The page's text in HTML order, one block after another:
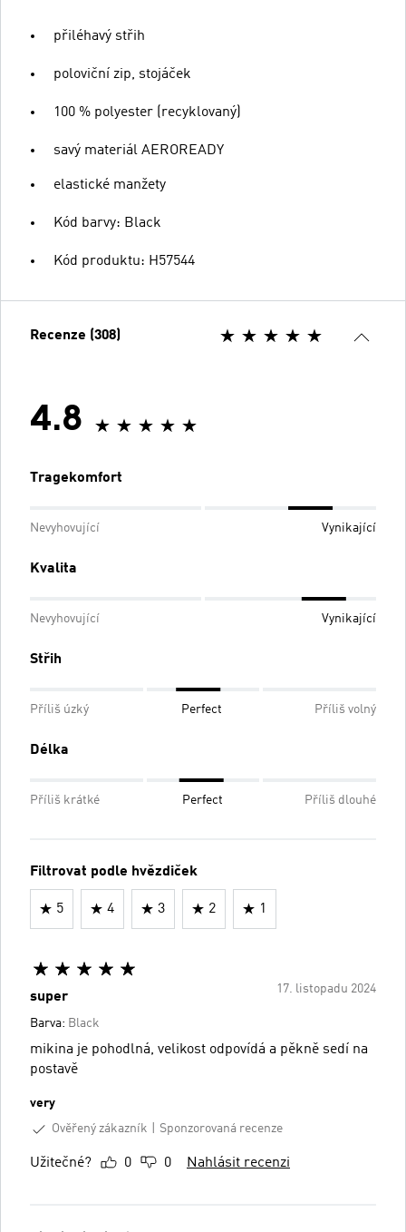
přiléhavý střih
poloviční zip, stojáček
100 % polyester (recyklovaný)
savý materiál AEROREADY
elastické manžety
Kód barvy: Black
Kód produktu: H57544
Recenze (308)
4.8
Tragekomfort
Nevyhovující Vynikající
Kvalita
Nevyhovující Vynikající
Střih
Příliš úzký Perfect Příliš volný
Délka
Příliš krátké Perfect Příliš dlouhé
Filtrovat podle hvězdiček
5 4 3 2 1
17. listopadu 2024
super
Barva: Black
mikina je pohodlná, velikost odpovídá a pěkně sedí na
postavě
very
Ověřený zákazník
Sponzorovaná recenze
Užitečné? 0 0 Nahlásit recenzi